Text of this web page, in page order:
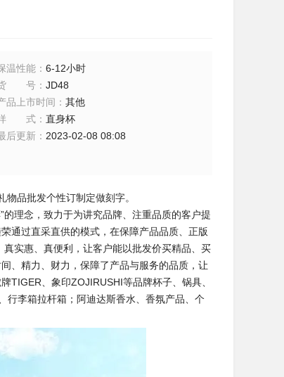
温性能 ：6-12小时
号 ：JD48
品上市时间 ：其他
式 ：直身杯
后更新 ： 2023-02-08 08:08
品批发个性订制定做刻字。
理念，致力于为讲究品牌、注重品质的客户提
通过直采直供的模式，在保障产品品质、正版
实惠、真便利，让客户能以批发价买精品、买
、精力、财力，保障了产品与服务的品质，让
TIGER、象印ZOJIRUSHI等品牌杯子、锅具、
行李箱拉杆箱；阿迪达斯香水、香氛产品、个